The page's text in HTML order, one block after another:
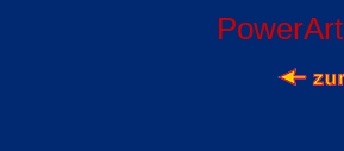
PowerArt